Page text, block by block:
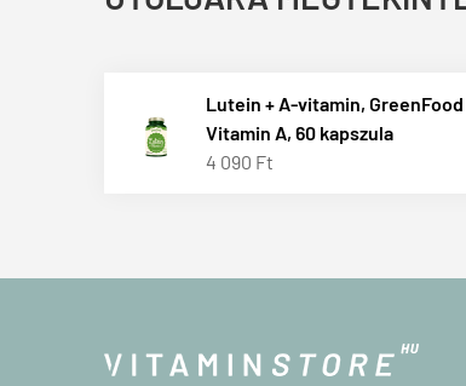
Lutein + A-vitamin,
Vitamin A, 60 kapszula
4 090 Ft